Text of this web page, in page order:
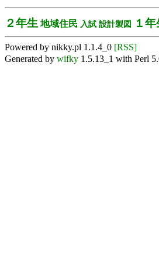
２年生 地域住民 入試 設計製図 １年
Powered by nikky.pl 1.1.4_0 [RSS]
Generated by wifky 1.5.13_1 with Perl